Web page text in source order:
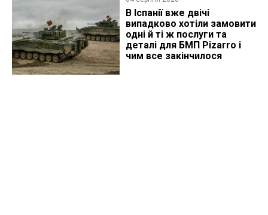
В Іспанії вже двічі
випадково хотіли замовити
одні й ті ж послуги та
деталі для БМП Pizarro і
чим все закінчилося